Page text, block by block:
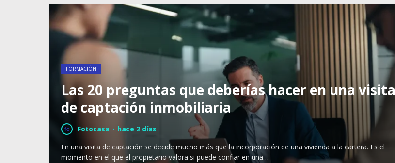
FORMACIÓN
Las 20 preguntas que deberías hacer en una visita
de captación inmobiliaria
Fotocasa · hace 2 días
En una visita de captación se decide mucho más que la incorporación de una vivienda a la cartera. Es el
momento en el que el propietario valora si puede confiar en una…